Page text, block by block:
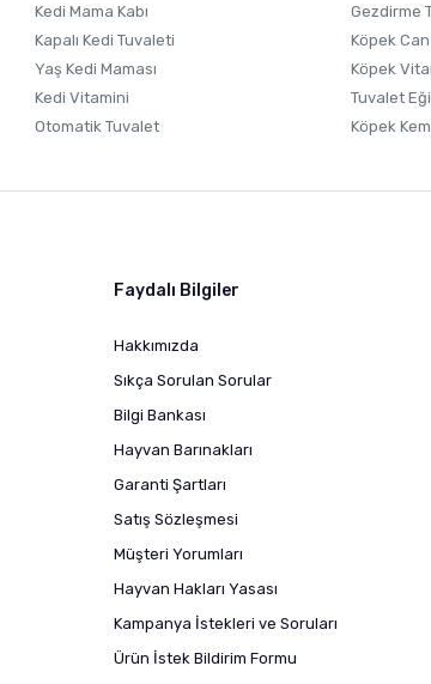
Kedi Mama Kabı
Kapalı Kedi Tuvaleti
Yaş Kedi Maması
Kedi Vitamini
Otomatik Tuvalet
Gezdirme
Köpek
Köpek
Tuvalet
Köpek
Faydalı Bilgiler
Hakkımızda
Sıkça Sorulan Sorular
Bilgi Bankası
Hayvan Barınakları
Garanti Şartları
Satış Sözleşmesi
Müşteri Yorumları
Hayvan Hakları Yasası
Kampanya İstekleri ve Soruları
Ürün İstek Bildirim Formu